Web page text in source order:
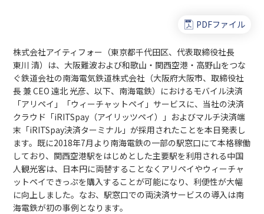
PDFファイル
株式会社アイティフォー（東京都千代田区、代表取締役社長
東川 清）は、大阪難波および和歌山・関西空港・高野山をつな
ぐ鉄道会社の南海電気鉄道株式会社（大阪府大阪市、取締役社
長 兼 CEO 遠北 光彦、以下、南海電鉄）におけるモバイル決済
「アリペイ」「ウィーチャットペイ」サービスに、当社の決済
クラウド「iRITSpay（アイリッツペイ）」およびマルチ決済端
末「iRITSpay決済ターミナル」が採用されたことを本日発表し
ます。既に2018年7月より南海電鉄の一部の駅窓口にて本格稼働
しており、関西空港駅をはじめとした主要駅を利用される中国
人観光客は、日本円に両替することなくアリペイやウィーチャ
ットペイできっぷを購入することが可能になり、利便性が大幅
に向上しました。なお、駅窓口での両決済サービスの導入は南
海電鉄が初の事例となります。